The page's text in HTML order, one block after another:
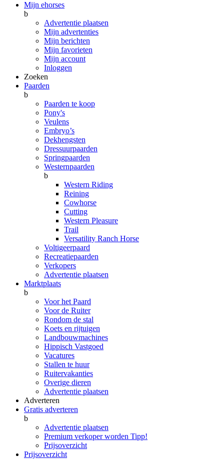
Mijn ehorses
b
Advertentie plaatsen
Mijn advertenties
Mijn berichten
Mijn favorieten
Mijn account
Inloggen
Zoeken
Paarden
b
Paarden te koop
Pony's
Veulens
Embryo’s
Dekhengsten
Dressuurpaarden
Springpaarden
Westernpaarden
b
Western Riding
Reining
Cowhorse
Cutting
Western Pleasure
Trail
Versatility Ranch Horse
Voltigeerpaard
Recreatiepaarden
Verkopers
Advertentie plaatsen
Marktplaats
b
Voor het Paard
Voor de Ruiter
Rondom de stal
Koets en rijtuigen
Landbouwmachines
Hippisch Vastgoed
Vacatures
Stallen te huur
Ruitervakanties
Overige dieren
Advertentie plaatsen
Adverteren
Gratis adverteren
b
Advertentie plaatsen
Premium verkoper worden Tipp!
Prijsoverzicht
Prijsoverzicht